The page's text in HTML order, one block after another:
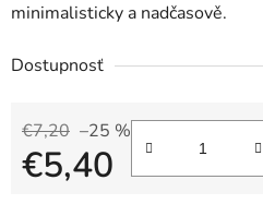
minimalisticky a nadčasově.
Dostupnosť
€7,20 –25 %
€5,40